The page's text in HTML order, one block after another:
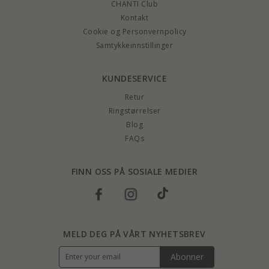
CHANTI Club
Kontakt
Cookie og Personvernpolicy
Samtykkeinnstillinger
KUNDESERVICE
Retur
Ringstørrelser
Blog
FAQs
FINN OSS PÅ SOSIALE MEDIER
MELD DEG PÅ VÅRT NYHETSBREV
Abonner